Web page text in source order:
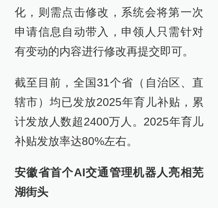
化，则需点击修改，系统会将第一次
申请信息自动带入，申领人只需针对
有变动的内容进行修改再提交即可。
截至目前，全国31个省（自治区、直
辖市）均已发放2025年育儿补贴，累
计发放人数超2400万人。2025年育儿
补贴发放率达80%左右。
安徽省首个AI交通管理机器人亮相芜
湖街头